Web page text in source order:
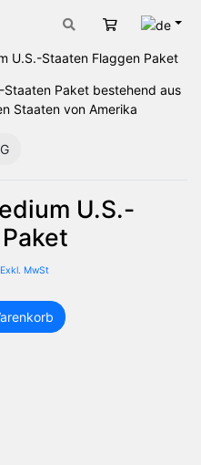
Warenkorb
U.S.-Staaten Flaggen Paket
Staaten Paket bestehend aus
Staaten von Amerika
U.S.-
Exkl. MwSt